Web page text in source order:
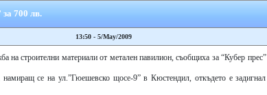
700 лв.
13:50 - 5/May/2009
строителни материали от метален павилион, съобщиха за “Кубер прес”
се на ул.”Гюешевско щосе-9” в Кюстендил, откъдето е задигнал